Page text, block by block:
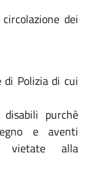
dei
di Polizia di cui
purchè
e aventi
vietate alla